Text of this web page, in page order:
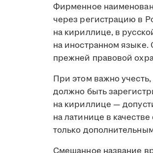
Фирменное
через регистрацию в
на кириллице, в
на иностранном
прежней правовой
При этом важно
должно быть
на кириллице —
на латинице в
только